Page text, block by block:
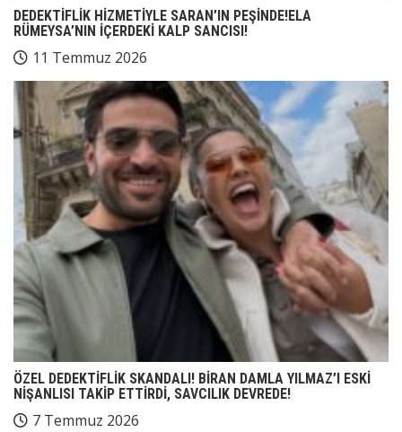
DEDEKTİFLİK HİZMETİYLE SARAN’IN PEŞİNDE!ELA
RÜMEYSA’NIN İÇERDEKİ KALP SANCISI!
11 Temmuz 2026
ÖZEL DEDEKTİFLİK SKANDALI! BİRAN DAMLA YILMAZ’I ESKİ
NİŞANLISI TAKİP ETTİRDİ, SAVCILIK DEVREDE!
7 Temmuz 2026